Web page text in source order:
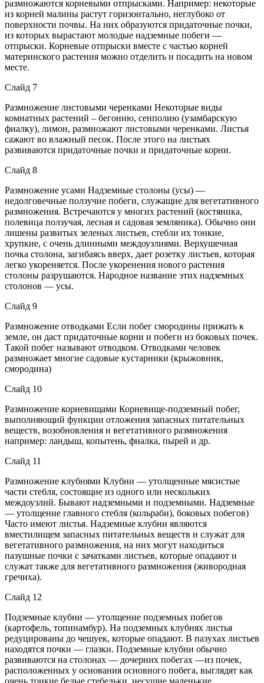
размножаются корневыми отпрысками. Например: некоторые
из корней малины растут горизонтально, неглубоко от
поверхности почвы. На них образуются придаточные почки,
из которых вырастают молодые надземные побеги —
отпрыски. Корневые отпрыски вместе с частью корней
материнского растения можно отделить и посадить на новом
месте.
Слайд 7
Размножение листовыми черенками Некоторые виды
комнатных растений – бегонию, сенполию (узамбарскую
фиалку), лимон, размножают листовыми черенками. Листья
сажают во влажный песок. После этого на листьях
развиваются придаточные почки и придаточные корни.
Слайд 8
Размножение усами Надземные столоны (усы) —
недолговечные ползучие побеги, служащие для вегетативного
размножения. Встречаются у многих растений (костяника,
полевица ползучая, лесная и садовая земляника). Обычно они
лишены развитых зеленых листьев, стебли их тонкие,
хрупкие, с очень длинными междоузлиями. Верхушечная
почка столона, загибаясь вверх, дает розетку листьев, которая
легко укореняется. После укоренения нового растения
столоны разрушаются. Народное название этих надземных
столонов — усы.
Слайд 9
Размножение отводками Если побег смородины прижать к
земле, он даст придаточные корни и побеги из боковых почек.
Такой побег называют отводком. Отводками человек
размножает многие садовые кустарники (крыжовник,
смородина)
Слайд 10
Размножение корневищами Корневище-подземный побег,
выполняющий функции отложения запасных питательных
веществ, возобновления и вегетативного размножения
например: ландыш, копытень, фиалка, пырей и др.
Слайд 11
Размножение клубнями Клубни — утолщенные мясистые
части стебля, состоящие из одного или нескольких
междоузлий. Бывают надземными и подземными. Надземные
— утолщение главного стебля (кольраби), боковых побегов)
Часто имеют листья. Надземные клубни являются
вместилищем запасных питательных веществ и служат для
вегетативного размножения, на них могут находиться
пазушные почки с зачатками листьев, которые опадают и
служат также для вегетативного размножения (живородная
гречиха).
Слайд 12
Подземные клубни — утолщение подземных побегов
(картофель, топинамбур). На подземных клубнях листья
редуцированы до чешуек, которые опадают. В пазухах листьев
находятся почки — глазки. Подземные клубни обычно
развиваются на столонах — дочерних побегах —из почек,
расположенных у основания основного побега, выглядят как
очень тонкие белые стебельки, несущие маленькие